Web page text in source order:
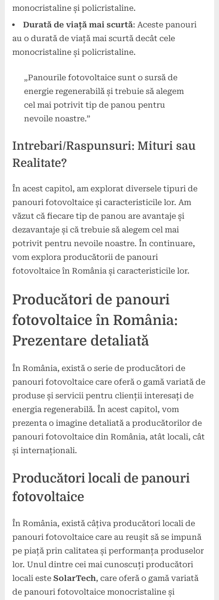
monocristaline și policristaline.
Durată de viață mai scurtă: Aceste panouri
au o durată de viață mai scurtă decât cele
monocristaline și policristaline.
„Panourile fotovoltaice sunt o sursă de
energie regenerabilă și trebuie să alegem
cel mai potrivit tip de panou pentru
nevoile noastre.”
Intrebari/Raspunsuri: Mituri sau
Realitate?
În acest capitol, am explorat diversele tipuri de
panouri fotovoltaice și caracteristicile lor. Am
văzut că fiecare tip de panou are avantaje și
dezavantaje și că trebuie să alegem cel mai
potrivit pentru nevoile noastre. În continuare,
vom explora producătorii de panouri
fotovoltaice în România și caracteristicile lor.
Producători de panouri
fotovoltaice în România:
Prezentare detaliată
În România, există o serie de producători de
panouri fotovoltaice care oferă o gamă variată de
produse și servicii pentru clienții interesați de
energia regenerabilă. În acest capitol, vom
prezenta o imagine detaliată a producătorilor de
panouri fotovoltaice din România, atât locali, cât
și internaționali.
Producători locali de panouri
fotovoltaice
În România, există câțiva producători locali de
panouri fotovoltaice care au reușit să se impună
pe piață prin calitatea și performanța produselor
lor. Unul dintre cei mai cunoscuți producători
locali este SolarTech, care oferă o gamă variată
de panouri fotovoltaice monocristaline și